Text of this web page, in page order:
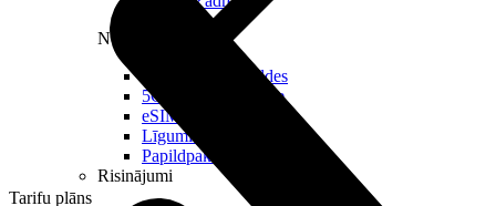
Noderīgi
Jautājumi un atbildes
5G pārklājuma karte
eSIM tehnoloģija
Līgumi un noteikumi
Papildpakalpojumi
Risinājumi
Tarifu plāns